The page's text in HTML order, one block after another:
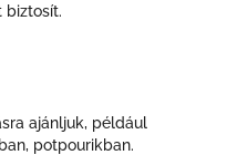
biztosít.
ajánljuk, például
potpourikban.